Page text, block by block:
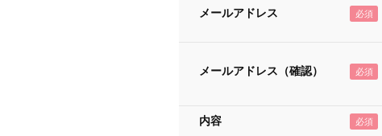
メールアドレス
メールアドレス（確認）
内容